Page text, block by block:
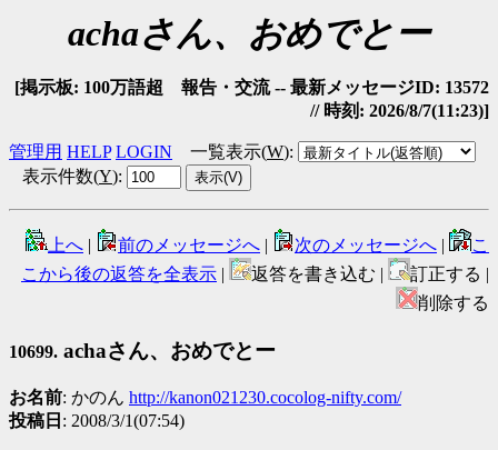
achaさん、おめでとー
[掲示板: 100万語超 報告・交流 -- 最新メッセージID: 13572
// 時刻: 2026/8/7(11:23)]
管理用 HELP LOGIN 一覧表示(W):
表示件数(Y):
上へ | 前のメッセージへ | 次のメッセージへ |
こ
こから後の返答を全表示 | 返答を書き込む |
訂正する |
削除する
10699. achaさん、おめでとー
お名前: かのん http://kanon021230.cocolog-nifty.com/
投稿日 : 2008/3/1(07:54)